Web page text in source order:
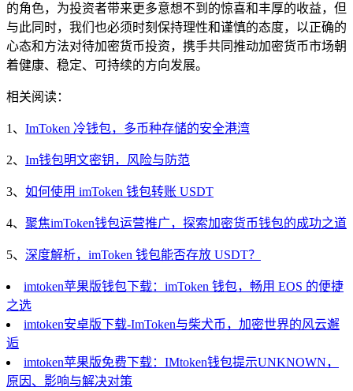
的角色，为投资者带来更多意想不到的惊喜和丰厚的收益，但
与此同时，我们也必须时刻保持理性和谨慎的态度，以正确的
心态和方法对待加密货币投资，携手共同推动加密货币市场朝
着健康、稳定、可持续的方向发展。
相关阅读：
1、 ImToken 冷钱包，多币种存储的安全港湾
2、 Im钱包明文密钥，风险与防范
3、 如何使用 imToken 钱包转账 USDT
4、 聚焦imToken钱包运营推广，探索加密货币钱包的成功之道
5、 深度解析，imToken 钱包能否存放 USDT？
imtoken苹果版钱包下载：imToken 钱包，畅用 EOS 的便捷
之选
imtoken安卓版下载-ImToken与柴犬币，加密世界的风云邂
逅
imtoken苹果版免费下载：IMtoken钱包提示UNKNOWN，
原因、影响与解决对策